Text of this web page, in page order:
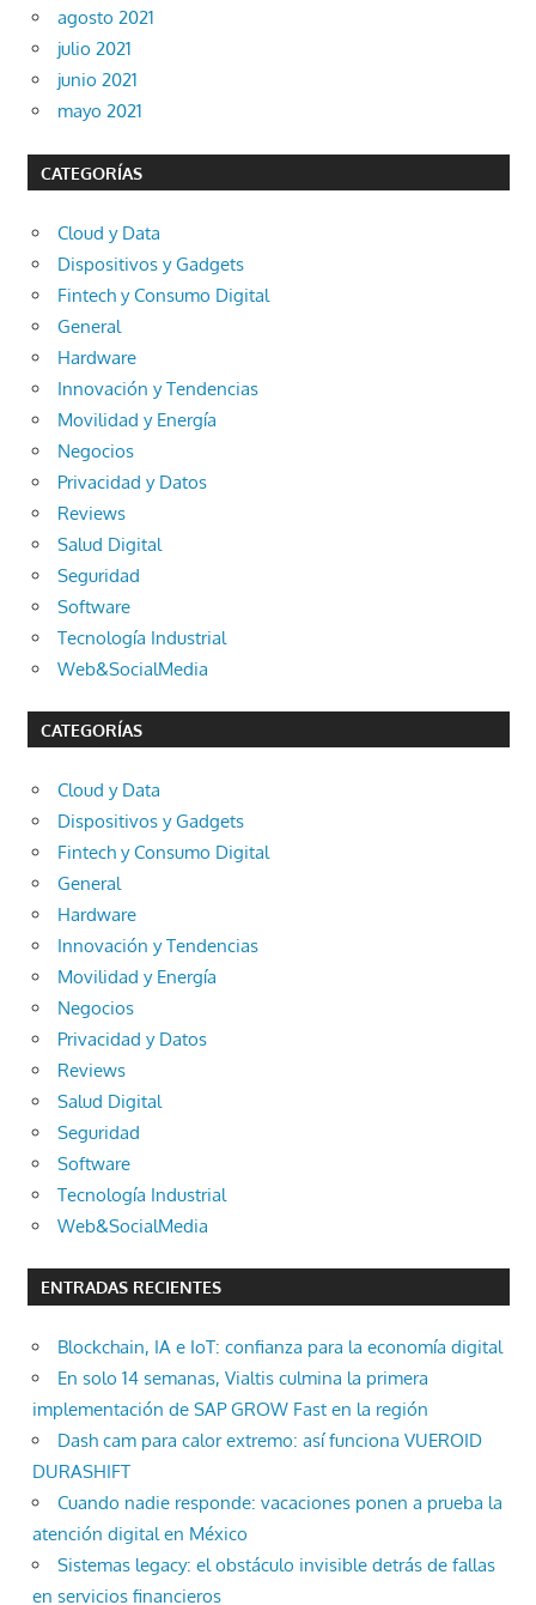
agosto 2021
julio 2021
junio 2021
mayo 2021
CATEGORÍAS
Cloud y Data
Dispositivos y Gadgets
Fintech y Consumo Digital
General
Hardware
Innovación y Tendencias
Movilidad y Energía
Negocios
Privacidad y Datos
Reviews
Salud Digital
Seguridad
Software
Tecnología Industrial
Web&SocialMedia
CATEGORÍAS
Cloud y Data
Dispositivos y Gadgets
Fintech y Consumo Digital
General
Hardware
Innovación y Tendencias
Movilidad y Energía
Negocios
Privacidad y Datos
Reviews
Salud Digital
Seguridad
Software
Tecnología Industrial
Web&SocialMedia
ENTRADAS RECIENTES
Blockchain, IA e IoT: confianza para la economía digital
En solo 14 semanas, Vialtis culmina la primera
implementación de SAP GROW Fast en la región
Dash cam para calor extremo: así funciona VUEROID
DURASHIFT
Cuando nadie responde: vacaciones ponen a prueba la
atención digital en México
Sistemas legacy: el obstáculo invisible detrás de fallas
en servicios financieros